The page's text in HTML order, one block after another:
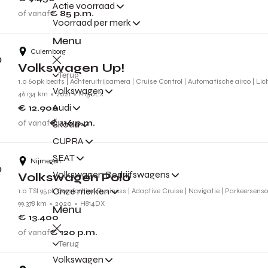
Actie voorraad
Voorraad per merk
Menu
Terug
Volkswagen
Audi
Škoda
CUPRA
SEAT
Volkswagen Bedrijfswagens
Onze merken
Menu
Terug
Volkswagen
of vanaf€ 85 p.m.
Culemborg
Volkswagen Up!
1.0 60pk beats | Achteruitrijcamera | Cruise Control | Automatische airco |
46.134 km
2021 R150LX
€ 12.900
of vanaf€ 116p.m.
Nijmegen
Volkswagen Polo
1.0 TSI 95pk Comfortline Business | Adaptive Cruise | Navigatie |
99.378 km
2020 H814DX
€ 13.400
of vanaf€ 120 p.m.